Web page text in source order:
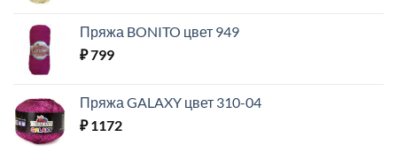
Пряжа BONITO цвет 949
₽799
Пряжа GALAXY цвет 310-04
₽1172